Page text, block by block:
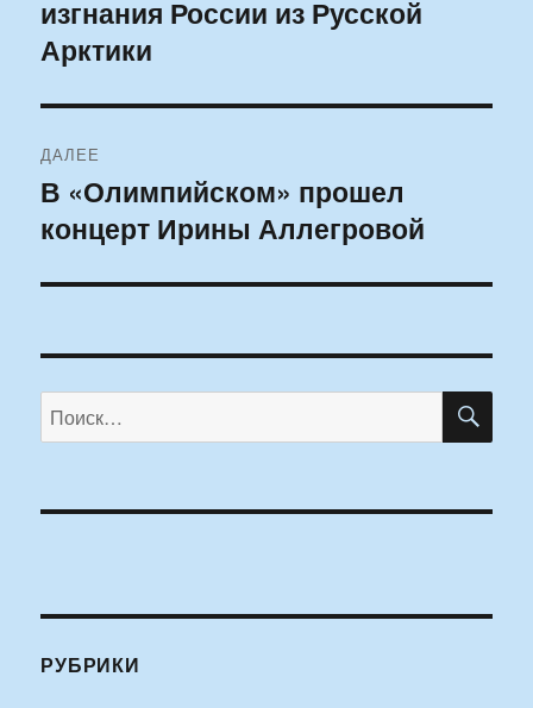
изгнания России из Русской
Арктики
ДАЛЕЕ
Следующая
запись:
В «Олимпийском» прошел
концерт Ирины Аллегровой
Искать:
РУБРИКИ